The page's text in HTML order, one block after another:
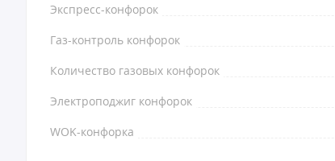
Экспресс-конфорок
Газ-контроль конфорок
Количество газовых конфорок
Электроподжиг конфорок
WOK-конфорка